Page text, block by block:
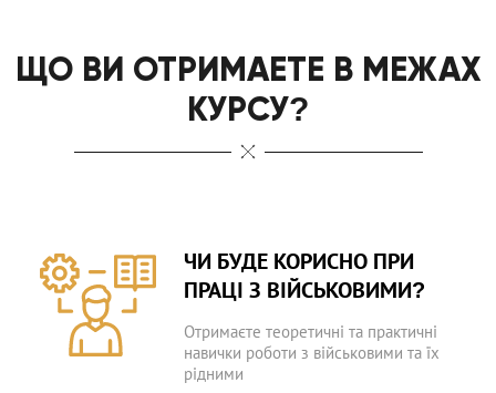
ЩО ВИ ОТРИМАЕТЕ В МЕЖАХ
КУРСУ?
ЧИ БУДЕ КОРИСНО ПРИ
ПРАЦІ З ВІЙСЬКОВИМИ?
Отримаєте теоретичні та практичні
навички роботи з військовими та їх
рідними